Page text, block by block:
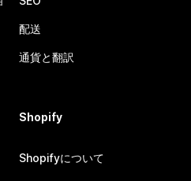
配送
通貨と翻訳
Shopify
Shopifyについて